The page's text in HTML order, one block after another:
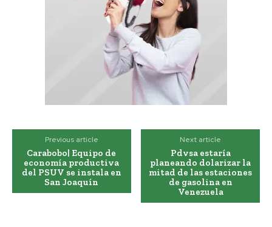
Previous article
Carabobo| Equipo de
economía productiva
del PSUV se instala en
San Joaquín
Next article
Pdvsa estaría
planeando dolarizar la
mitad de las estaciones
de gasolina en
Venezuela